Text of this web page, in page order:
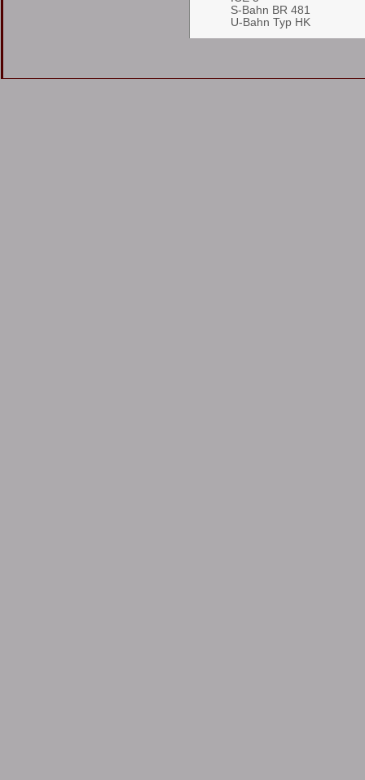
S-Bahn BR 481
U-Bahn Typ HK